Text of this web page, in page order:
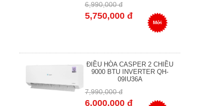
6,990,000 đ
5,750,000 đ
Mới
ĐIỀU HÒA CASPER 2 CHIỀU
9000 BTU INVERTER QH-
09IU36A
7,990,000 đ
6,000,000 đ